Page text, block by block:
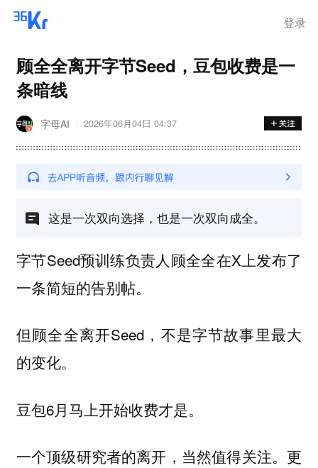
登录
顾全全离开字节Seed，豆包收费是一
条暗线
字母AI 2026年06月04日 04:37
这是一次双向选择，也是一次双向成全。
字节Seed预训练负责人顾全全在X上发布了
一条简短的告别帖。
但顾全全离开Seed，不是字节故事里最大
的变化。
豆包6月马上开始收费才是。
一个顶级研究者的离开，当然值得关注。更